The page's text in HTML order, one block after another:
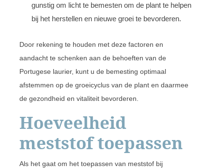
gunstig om licht te bemesten om de plant te helpen
bij het herstellen en nieuwe groei te bevorderen.
Door rekening te houden met deze factoren en
aandacht te schenken aan de behoeften van de
Portugese laurier, kunt u de bemesting optimaal
afstemmen op de groeicyclus van de plant en daarmee
de gezondheid en vitaliteit bevorderen.
Hoeveelheid
meststof toepassen
Als het gaat om het toepassen van meststof bij